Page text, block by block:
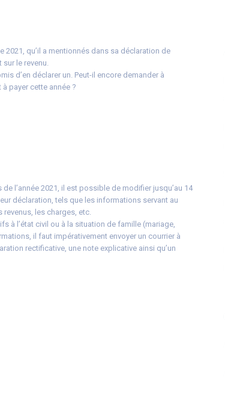
2021, qu’il a mentionnés dans sa déclaration de
sur le revenu.
d’en déclarer un. Peut-il encore demander à
payer cette année ?
l’année 2021, il est possible de modifier jusqu’au 14
déclaration, tels que les informations servant au
les charges, etc.
à l’état civil ou à la situation de famille (mariage,
il faut impérativement envoyer un courrier à
rectificative, une note explicative ainsi qu’un